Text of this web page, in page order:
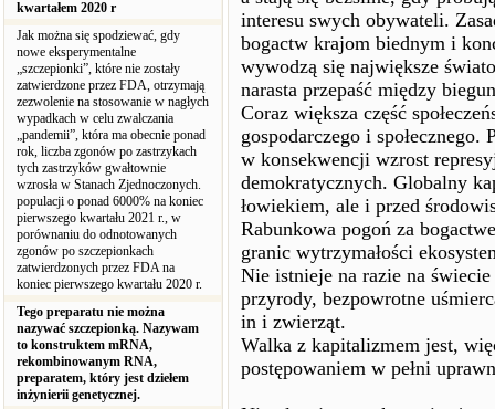
kwartałem 2020 r
Jak można się spodziewać, gdy
nowe eksperymentalne
„szczepionki”, które nie zostały
zatwierdzone przez FDA, otrzymają
zezwolenie na stosowanie w nagłych
wypadkach w celu zwalczania
„pandemii”, która ma obecnie ponad
rok, liczba zgonów po zastrzykach
tych zastrzyków gwałtownie
wzrosła w Stanach Zjednoczonych.
populacji o ponad 6000% na koniec
pierwszego kwartału 2021 r., w
porównaniu do odnotowanych
zgonów po szczepionkach
zatwierdzonych przez FDA na
koniec pierwszego kwartału 2020 r.
Tego preparatu nie można
nazywać szczepionką. Nazywam
to konstruktem mRNA,
rekombinowanym RNA,
preparatem, który jest dziełem
inżynierii genetycznej.
interesu swych obywateli.
bogactw krajom biednym i
wywodzą się największe
narasta przepaść między
Coraz większa część
gospodarczego i
w konsekwencji wzrost
demokratycznych. Globalny
łowiekiem, ale i przed
Rabunkowa pogoń za
granic wytrzymałości
Nie istnieje na razie na świecie
przyrody, bezpowrotne
in i zwierząt.
Walka z kapitalizmem jest,
postępowaniem w pełni